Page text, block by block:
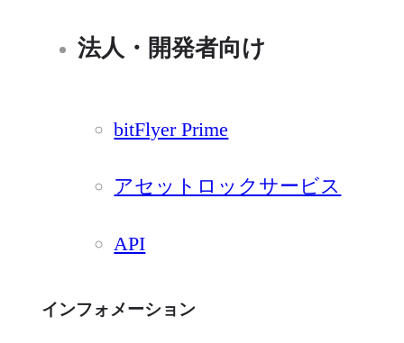
法人・開発者向け
bitFlyer Prime
アセットロックサービス
API
インフォメーション